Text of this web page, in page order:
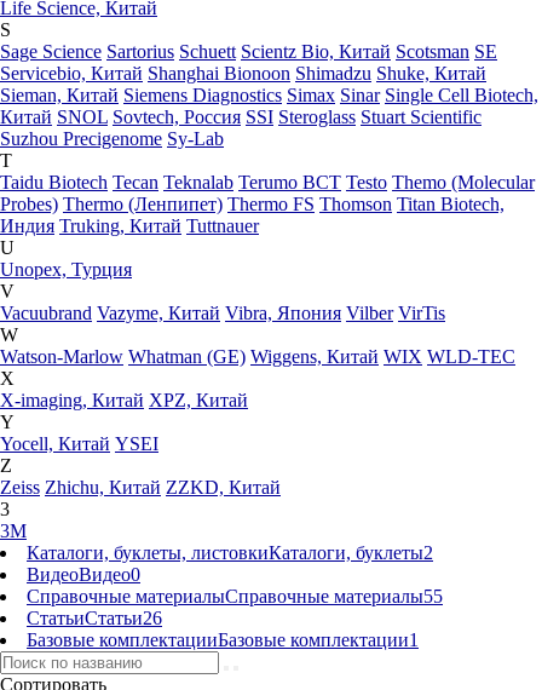
Life Science, Китай
S
Sage Science Sartorius Schuett Scientz Bio, Китай Scotsman SE
Servicebio, Китай Shanghai Bionoon Shimadzu Shuke, Китай
Sieman, Китай Siemens Diagnostics Simax Sinar Single Cell Biotech,
Китай SNOL Sovtech, Россия SSI Steroglass Stuart Scientific
Suzhou Precigenome Sy-Lab
T
Taidu Biotech Tecan Teknalab Terumo BCT Testo Themo (Molecular
Probes) Thermo (Ленпипет) Thermo FS Thomson Titan Biotech,
Индия Truking, Китай Tuttnauer
U
Unopex, Турция
V
Vacuubrand Vazyme, Китай Vibra, Япония Vilber VirTis
W
Watson-Marlow Whatman (GE) Wiggens, Китай WIX WLD-TEC
X
X-imaging, Китай XPZ, Китай
Y
Yocell, Китай YSEI
Z
Zeiss Zhichu, Китай ZZKD, Китай
3
3M
Каталоги, буклеты, листовкиКаталоги, буклеты2
ВидеоВидео0
Справочные материалыСправочные материалы55
СтатьиСтатьи26
Базовые комплектацииБазовые комплектации1
Сортировать